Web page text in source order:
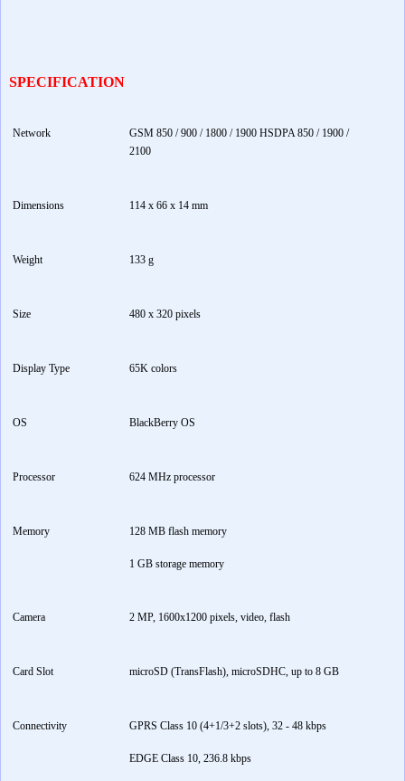
SPECIFICATION
Network
GSM 850 / 900 / 1800 / 1900 HSDPA 850 / 1900 /
2100
Dimensions 114 x 66 x 14 mm
Weight 133 g
Size 480 x 320 pixels
Display Type 65K colors
OS BlackBerry OS
Processor 624 MHz processor
Memory 128 MB flash memory
1 GB storage memory
Camera 2 MP, 1600x1200 pixels, video, flash
Card Slot microSD (TransFlash), microSDHC, up to 8 GB
Connectivity GPRS Class 10 (4+1/3+2 slots), 32 - 48 kbps
EDGE Class 10, 236.8 kbps